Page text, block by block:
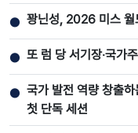
● 꽝닌성, 2026 미스 월
● 또 럼 당 서기장‧국가
● 국가 발전 역량 창출
첫 단독 세션